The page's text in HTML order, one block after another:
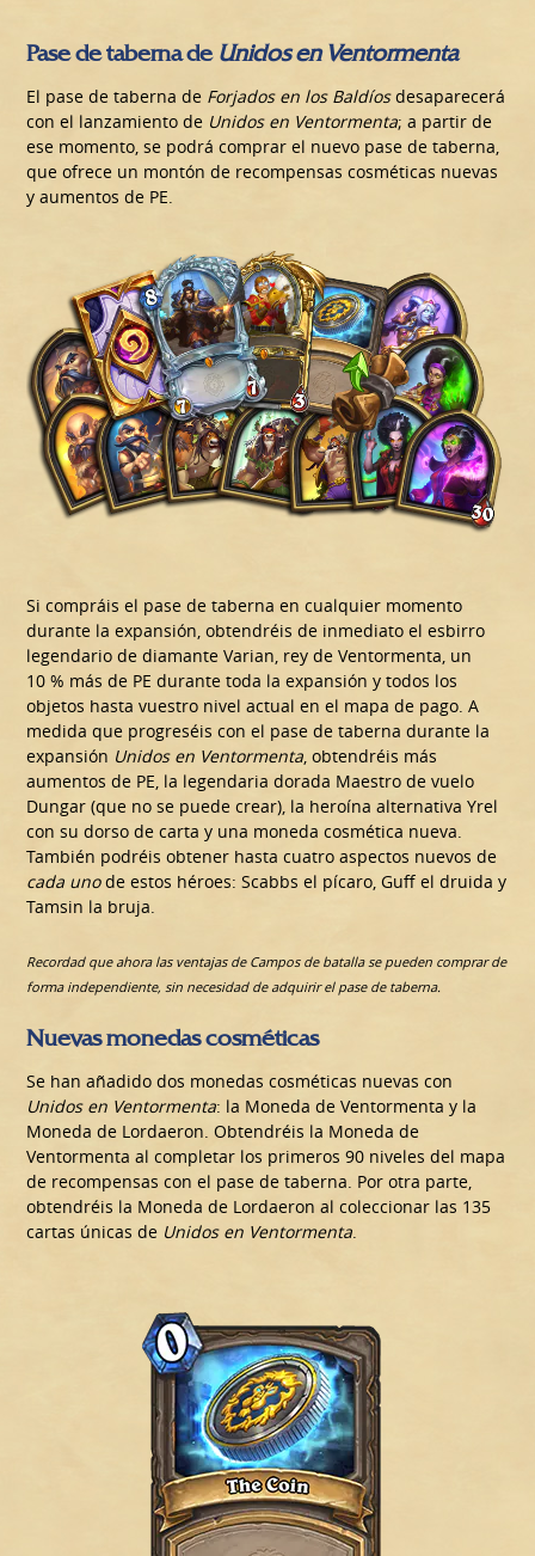
Pase de taberna deUnidos en Ventormenta
El pase de taberna de Forjados en los Baldíosdesaparecerá
con el lanzamiento de Unidos en Ventormenta; a partir de
ese momento, se podrá comprar el nuevo pase de taberna,
que ofrece un montón de recompensas cosméticas nuevas
y aumentos de PE.
Si compráis el pase de taberna en cualquier momento
durante la expansión, obtendréis de inmediato el esbirro
legendario de diamante Varian, rey de Ventormenta, un
10 % más de PE durante toda la expansión y todos los
objetos hasta vuestro nivel actual en el mapa de pago. A
medida que progreséis con el pase de taberna durante la
expansión Unidos en Ventormenta, obtendréis más
aumentos de PE, la legendaria dorada Maestro de vuelo
Dungar (que no se puede crear), la heroína alternativa Yrel
con su dorso de carta y una moneda cosmética nueva.
También podréis obtener hasta cuatro aspectos nuevos de
cada unode estos héroes: Scabbs el pícaro, Guff el druida y
Tamsin la bruja.
Recordad que ahora las ventajas de Campos de batalla se pueden comprar de
forma independiente, sin necesidad de adquirir el pase de taberna.
Nuevas monedas cosméticas
Se han añadido dos monedas cosméticas nuevas con
Unidos en Ventormenta: la Moneda de Ventormenta y la
Moneda de Lordaeron. Obtendréis la Moneda de
Ventormenta al completar los primeros 90 niveles del mapa
de recompensas con el pase de taberna. Por otra parte,
obtendréis la Moneda de Lordaeron al coleccionar las 135
cartas únicas de Unidos en Ventormenta.